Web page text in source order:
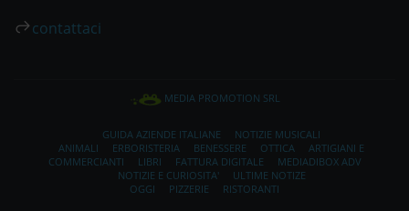
contattaci
MEDIA PROMOTION SRL
GUIDA AZIENDE ITALIANE
NOTIZIE MUSICALI
ANIMALI
ERBORISTERIA BENESSERE OTTICA
ARTIGIANI E
COMMERCIANTI
LIBRI FATTURA DIGITALE
MEDIADIBOX ADV
NOTIZIE E CURIOSITA'
ULTIME NOTIZE
OGGI
PIZZERIE RISTORANTI